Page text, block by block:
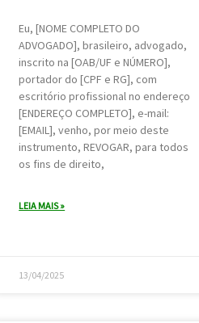
Eu, [NOME COMPLETO DO
ADVOGADO], brasileiro, advogado,
inscrito na [OAB/UF e NÚMERO],
portador do [CPF e RG], com
escritório profissional no endereço
[ENDEREÇO COMPLETO], e-mail:
[EMAIL], venho, por meio deste
instrumento, REVOGAR, para todos
os fins de direito,
LEIA MAIS »
13/04/2025